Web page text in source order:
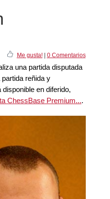
Me gusta!| 0 Comentarios
una partida disputada
reñida y
en diferido,
ChessBase Premium....